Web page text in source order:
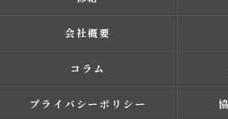
会社概要
コラム
プライバシーポリシー